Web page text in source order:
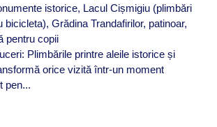
istorice, Lacul Cișmigiu (plimbări
bicicleta), Grădina Trandafirilor, patinoar,
pentru copii
Plimbările printre aleile istorice și
orice vizită într-un moment
pen...